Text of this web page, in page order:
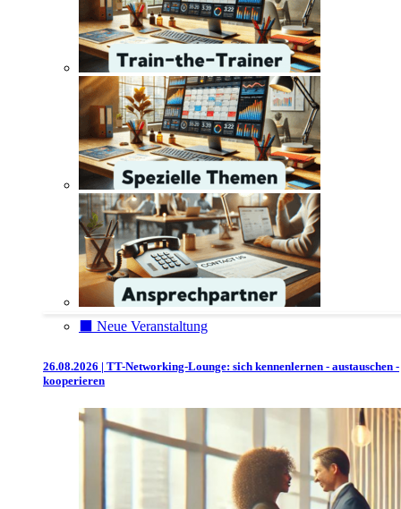
⬛️ Neue Veranstaltung
26.08.2026 | TT-Networking-Lounge: sich kennenlernen - austauschen -
kooperieren